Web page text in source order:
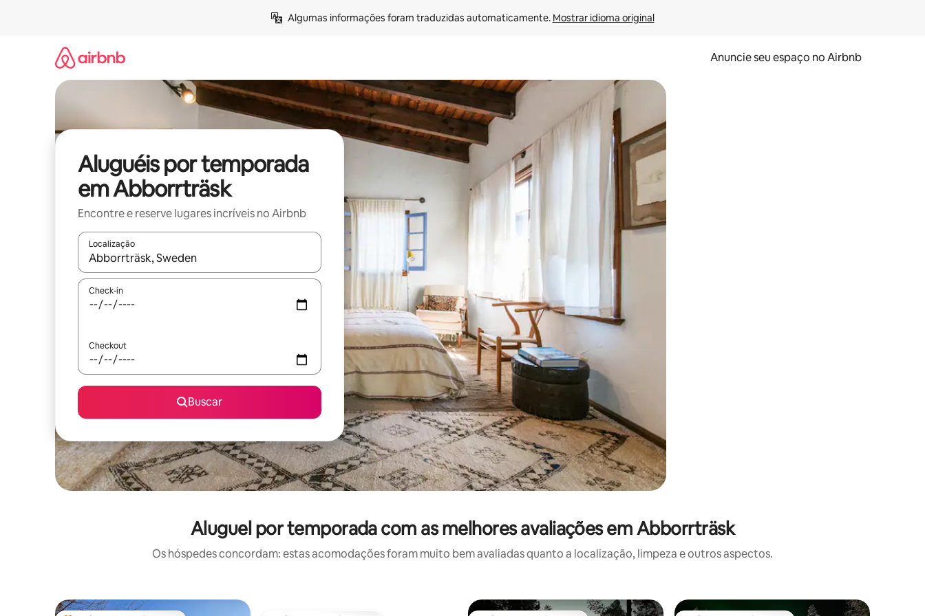
Algumas informações foram traduzidas automaticamente. Mostrar idioma original
Anuncie seu espaço no Airbnb
Aluguéis por temporada
em Abborrträsk
Encontre e reserve lugares incríveis no Airbnb
Localização
Quando os resultados estiverem disponíveis, explore-os usando as seta para cima e para baixo do teclado ou tocando e deslizando o dedo na tela.
Check-in
Checkout
Buscar
Aluguel por temporada com as melhores avaliações em Abborrträsk
Os hóspedes concordam: estas acomodações foram muito bem avaliadas quanto a localização, limpeza e outros aspectos.